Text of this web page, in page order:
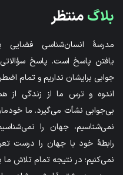
بلاگمنتظر
مدرسۀ انسان‌شناسی فضایی
یافتن پاسخ است. پاسخ
جوابی برایشان نداریم و تمام
اندوه و ترس ما از زندگی از
بی‌جوابی نشأت می‌گیرد. ما
نمی‌شناسیم، جهان را
رابطۀ خود با جهان را درست
نمی‌کنیم؛ در نتیجه تمام تلاش ما